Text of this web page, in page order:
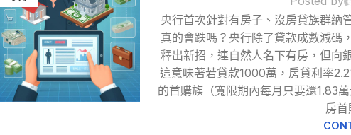
央行首次針對有房子、沒房貸族群納
真的會跌嗎？央行除了貸款成數減碼
釋出新招，連自然人名下有房，但向
這意味著若貸款1000萬，房貸利率
的首購族（寬限期內每月只要還1.83
房首